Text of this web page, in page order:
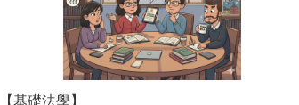
/雙師教學：
【基礎法學】